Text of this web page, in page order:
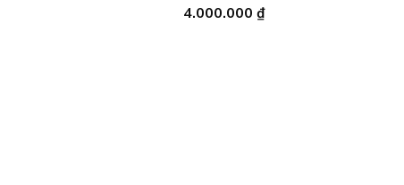
4.000.000 ₫